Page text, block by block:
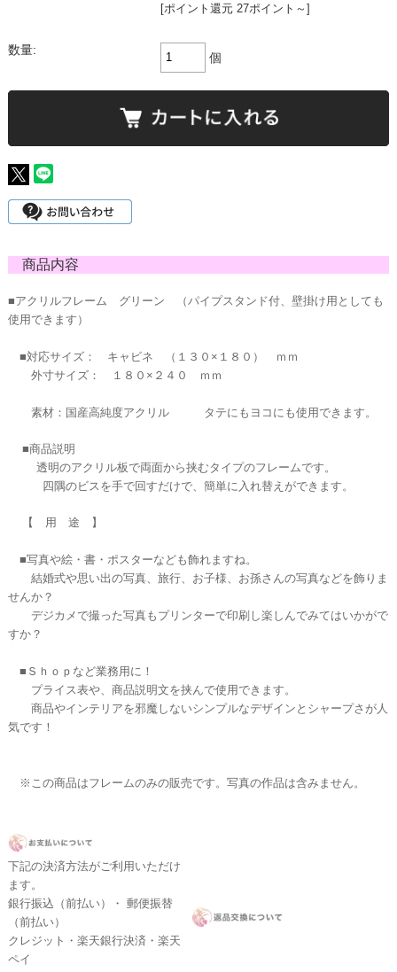
[ポイント還元 27ポイント～]
数量:
個
商品内容
■アクリルフレーム グリーン （パイプスタンド付、壁掛け用としても
使用できます）
■対応サイズ： キャビネ （１３０×１８０） ｍｍ
外寸サイズ： １８０×２４０ ｍｍ
素材：国産高純度アクリル タテにもヨコにも使用できます。
■商品説明
透明のアクリル板で両面から挟むタイプのフレームです。
四隅のビスを手で回すだけで、簡単に入れ替えができます。
【 用 途 】
■写真や絵・書・ポスターなども飾れますね。
結婚式や思い出の写真、旅行、お子様、お孫さんの写真などを飾りま
せんか？
デジカメで撮った写真もプリンターで印刷し楽しんでみてはいかがで
すか？
■Ｓｈｏｐなど業務用に！
プライス表や、商品説明文を挟んで使用できます。
商品やインテリアを邪魔しないシンプルなデザインとシャープさが人
気です！
※この商品はフレームのみの販売です。写真の作品は含みません。
下記の決済方法がご利用いただけ
ます。
銀行振込（前払い）・ 郵便振替
（前払い）
クレジット・楽天銀行決済・楽天
ペイ